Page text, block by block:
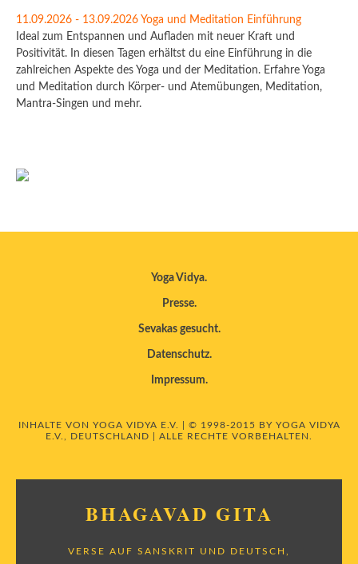
11.09.2026 - 13.09.2026 Yoga und Meditation Einführung
Ideal zum Entspannen und Aufladen mit neuer Kraft und
Positivität. In diesen Tagen erhältst du eine Einführung in die
zahlreichen Aspekte des Yoga und der Meditation. Erfahre Yoga
und Meditation durch Körper- und Atemübungen, Meditation,
Mantra-Singen und mehr.
Yoga Vidya
Presse
Sevakas gesucht
Datenschutz
Impressum
INHALTE VON YOGA VIDYA E.V. | © 1998-2015 BY YOGA VIDYA
E.V., DEUTSCHLAND | ALLE RECHTE VORBEHALTEN.
BHAGAVAD GITA
VERSE AUF SANSKRIT UND DEUTSCH,